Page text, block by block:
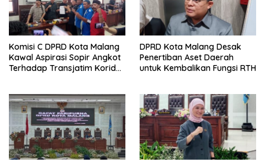
Komisi C DPRD Kota Malang
Kawal Aspirasi Sopir Angkot
Terhadap Transjatim Koridor
DPRD Kota Malang Desak
Penertiban Aset Daerah
untuk Kembalikan Fungsi RTH